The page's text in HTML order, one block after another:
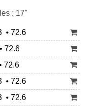
: 17"
• 72.6
72.6
72.6
• 72.6
• 72.6